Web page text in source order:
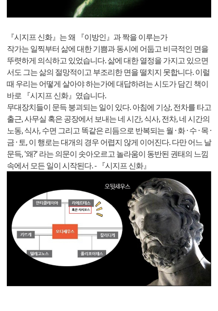
『시지프 신화』는 왜 『이방인』과 짝을 이루는가
작가는 일찍부터 삶에 대한 기쁨과 동시에 어둡고 비극적인 면을
뚜렷하게 의식하고 있었습니다. 삶에 대한 열정을 가지고 있으면
서도 그는 삶의 절망적이고 부조리한 면을 떨치지 못합니다. 이럴
때 우리는 어떻게 살아야 하는가에 대답하려는 시도가 담긴 책이
바로 『시지프 신화』였습니다.
무대장치들이 문득 붕괴되는 일이 있다. 아침에 기상, 전차를 타고
출근, 사무실 혹은 공장에서 보내는 네 시간, 식사, 전차, 네 시간의
노동, 식사, 수면 그리고 똑같은 리듬으로 반복되는 월 · 화 · 수 · 목 ·
금 · 토, 이 행로는 대개의 경우 어렵지 않게 이어진다. 다만 어느 날
문득, '왜?' 라는 의문이 솟아오르고 놀라움이 동반된 권태의 느낌
속에서 모든 일이 시작된다. - 『시지프 신화』